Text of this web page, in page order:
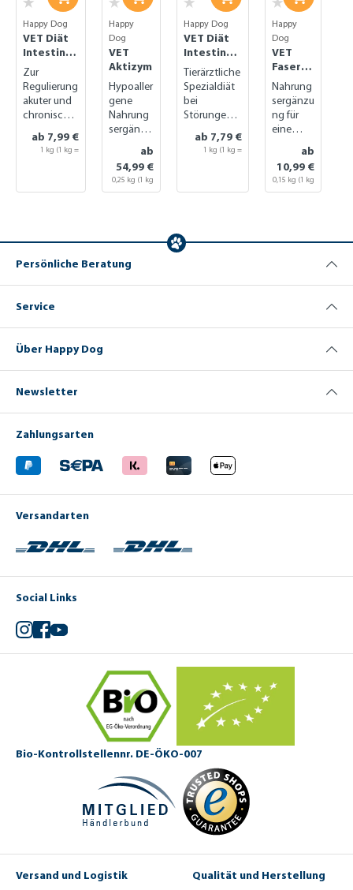
Happy Dog
VET Diät
Intestinal
trocken
Zur
Regulierung
akuter und
chronischer
Darm-
Probleme
ab 7,99 €
1 kg (1 kg =
Happy
Dog
VET
Aktizym
Hypoaller
gene
Nahrung
sergänzu
Verdauun
ab
54,99 €
0,25 kg (1 kg
= 219,96 €)
Happy Dog
VET Diät
Intestinal
Low Fat
trocken
Tierärztliche
Spezialdiät
bei
Störungen
Fettverdauu
ab 7,79 €
1 kg (1 kg =
Happy
Dog
VET
Faser
Mix
Nahrung
sergänzu
ng für
eine
Verdauu
ng
ab
10,99 €
0,15 kg (1 kg
= 73,27 €)
Persönliche Beratung
Service
Über Happy Dog
Newsletter
Zahlungsarten
Versandarten
Social Links
Instagram
Facebook
YouTube
Bio-Kontrollstellennr. DE-ÖKO-007
Versand und Logistik Qualität und Herstellung